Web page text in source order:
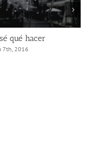
qué hacer
7th, 2016